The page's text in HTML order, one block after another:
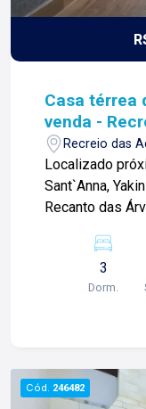
Casa térrea
venda -
Recreio das
Localizado
Sant`Anna,
Recanto das
com armários;
condicionado; -
serviço com
Lago é
nossa missão,
3
Dorm.
Cód. 246482